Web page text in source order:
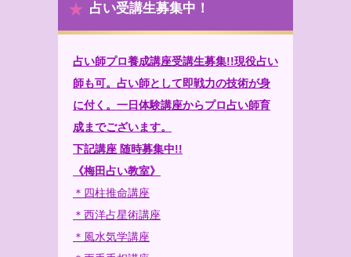
占い受講生募集中！
占い師プロ養成講座受講生募集!!現役占い
師も可。占い師として即戦力の技術が身
に付く。一日体験講座からプロ占い師育
成までございます。
下記講座 随時募集中!!
《梅田占い教室》
＊四柱推命講座
＊西洋占星術講座
＊風水気学講座